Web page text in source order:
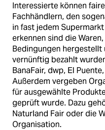
Interessierte können
Fachhändlern, den
in fast jedem
erkennen sind die
Bedingungen hergestellt
vernünftig bezahlt
BanaFair, dwp, El
Außerdem vergeben
für ausgewählte
geprüft wurde. Dazu
Naturland Fair oder die
Organisation.